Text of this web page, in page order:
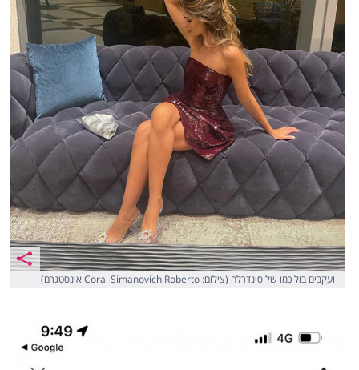
ועקבים בול כמו של סינדרלה (צילום: Coral Simanovich Roberto אינסטגרם)